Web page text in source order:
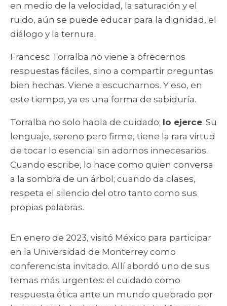
en medio de la velocidad, la saturación y el
ruido, aún se puede educar para la dignidad, el
diálogo y la ternura.
Francesc Torralba no viene a ofrecernos
respuestas fáciles, sino a compartir preguntas
bien hechas. Viene a escucharnos. Y eso, en
este tiempo, ya es una forma de sabiduría.
Torralba no solo habla de cuidado; lo ejerce. Su
lenguaje, sereno pero firme, tiene la rara virtud
de tocar lo esencial sin adornos innecesarios.
Cuando escribe, lo hace como quien conversa
a la sombra de un árbol; cuando da clases,
respeta el silencio del otro tanto como sus
propias palabras.
En enero de 2023, visitó México para participar
en la Universidad de Monterrey como
conferencista invitado. Allí abordó uno de sus
temas más urgentes: el cuidado como
respuesta ética ante un mundo quebrado por